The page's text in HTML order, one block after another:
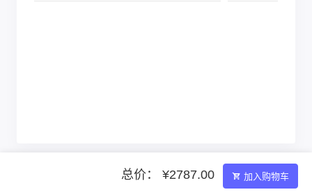
总价： ¥2787.00 加入购物车
Powered by ©智简魔方